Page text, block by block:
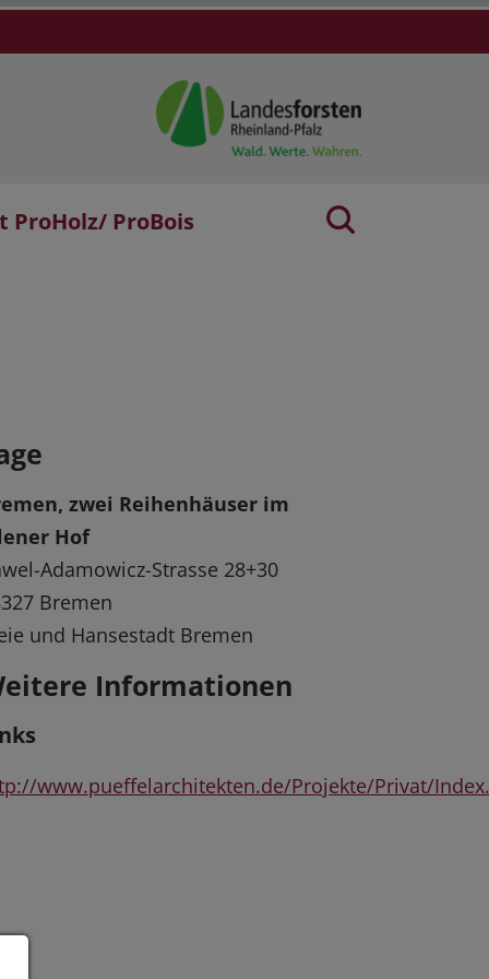
ProBois
zwei Reihenhäuser im
Hof
Adamowicz-Strasse 28+30
Bremen
und Hansestadt Bremen
Informationen
www.pueffelarchitekten.de/Projekte/Privat/